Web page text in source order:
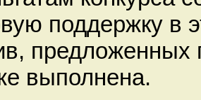
поддержку в
выполнена.